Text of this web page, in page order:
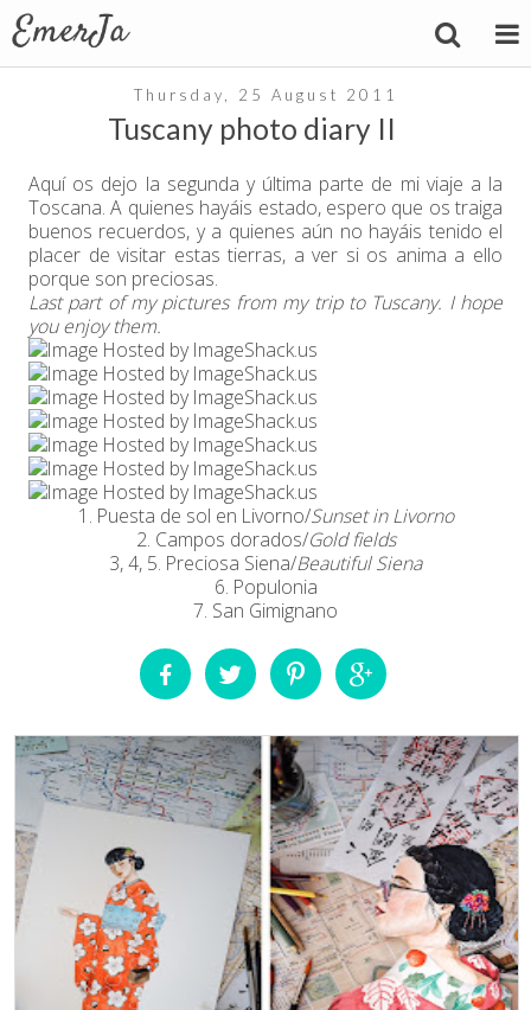
Thursday, 25 August 2011
Tuscany photo diary II
Aquí os dejo la segunda y última parte de mi viaje a la
Toscana. A quienes hayáis estado, espero que os traiga
buenos recuerdos, y a quienes aún no hayáis tenido el
placer de visitar estas tierras, a ver si os anima a ello
porque son preciosas.
Last part of my pictures from my trip to Tuscany. I hope
you enjoy them.
1. Puesta de sol en Livorno/Sunset in Livorno
2. Campos dorados/Gold fields
3, 4, 5. Preciosa Siena/Beautiful Siena
6. Populonia
7. San Gimignano